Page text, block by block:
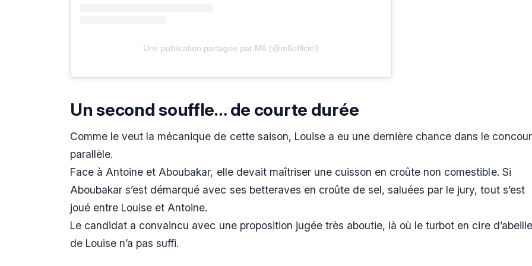
Une publication partagée par M6 (@m6officiel)
Un second souffle… de courte durée
Comme le veut la mécanique de cette saison, Louise a eu une dernière chance dans le
parallèle.
Face à Antoine et Aboubakar, elle devait maîtriser une cuisson en croûte non comestible. Si
Aboubakar s’est démarqué avec ses betteraves en croûte de sel, saluées par le jury, tout s’est
joué entre Louise et Antoine.
Le candidat a convaincu avec une proposition jugée très aboutie, là où le turbot en cire d’abeille
de Louise n’a pas suffi.